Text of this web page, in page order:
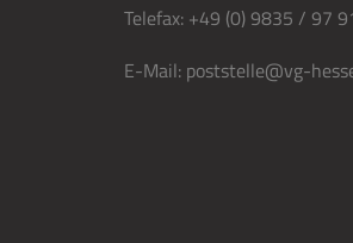
Telefax: +49 (0) 9835 / 97
E-Mail: poststelle@vg-